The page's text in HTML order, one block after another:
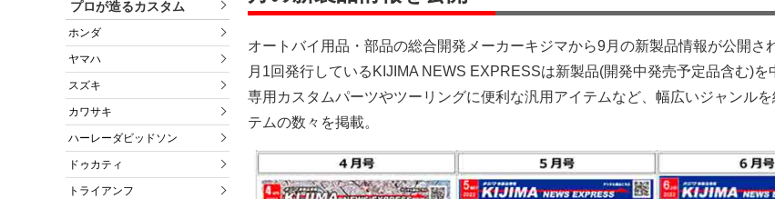
プロが造るカスタム
ホンダ
ヤマハ
スズキ
カワサキ
ハーレーダビッドソン
ドゥカティ
トライアンフ
オートバイ用品・部品の総合開発メーカーキジマから9月の新製品情報が公開さ
月1回発行しているKIJIMA NEWS EXPRESSは新製品(開発中発売予定品含む)を
専用カスタムパーツやツーリングに便利な汎用アイテムなど、幅広いジャンルを
テムの数々を掲載。